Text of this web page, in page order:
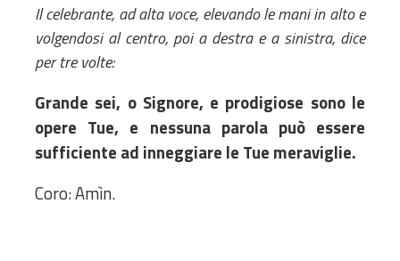
Il celebrante, ad alta voce, elevando le mani in alto e
volgendosi al centro, poi a destra e a sinistra, dice
per tre volte:
Grande sei, o Signore, e prodigiose sono le
opere Tue, e nessuna parola può essere
sufficiente ad inneggiare le Tue meraviglie.
Coro: Amìn.